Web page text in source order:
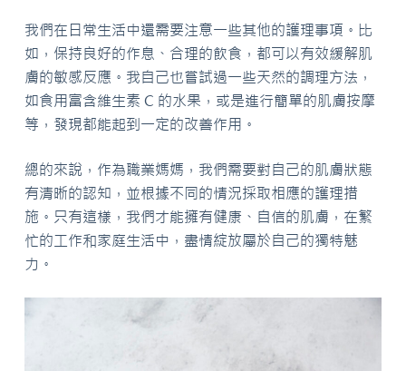
我們在日常生活中還需要注意一些其他的護理事項。比
如，保持良好的作息、合理的飲食，都可以有效緩解肌
膚的敏感反應。我自己也嘗試過一些天然的調理方法，
如食用富含維生素 C 的水果，或是進行簡單的肌膚按摩
等，發現都能起到一定的改善作用。
總的來說，作為職業媽媽，我們需要對自己的肌膚狀態
有清晰的認知，並根據不同的情況採取相應的護理措
施。只有這樣，我們才能擁有健康、自信的肌膚，在繁
忙的工作和家庭生活中，盡情綻放屬於自己的獨特魅
力。